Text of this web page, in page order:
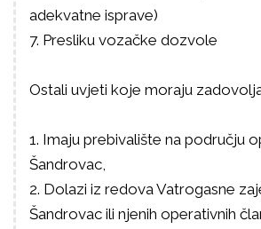
adekvatne isprave)
7. Presliku vozačke dozvole
Ostali uvjeti koje moraju
1. Imaju prebivalište na području
Šandrovac,
2. Dolazi iz redova Vatrogasne
Šandrovac ili njenih operativnih